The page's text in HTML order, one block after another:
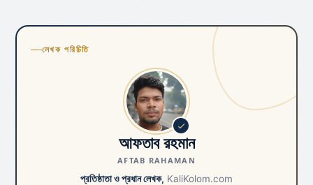
লেখক পরিচিতি
আফতাব রহমান
AFTAB RAHAMAN
প্রতিষ্ঠাতা ও প্রধান লেখক, KaliKolom.com